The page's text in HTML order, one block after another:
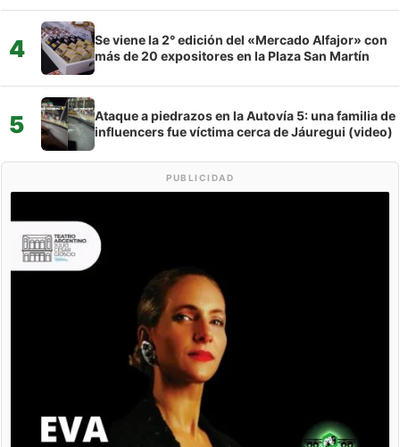
4
Se viene la 2° edición del «Mercado Alfajor» con
más de 20 expositores en la Plaza San Martín
5
Ataque a piedrazos en la Autovía 5: una familia de
influencers fue víctima cerca de Jáuregui (video)
PUBLICIDAD